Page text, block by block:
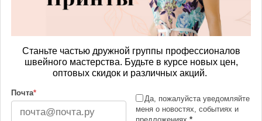
Станьте частью дружной группы профессионалов
швейного мастерства. Будьте в курсе новых цен,
оптовых скидок и различных акций.
Почта*
Да, пожалуйста уведомляйте
меня о новостях, событиях и